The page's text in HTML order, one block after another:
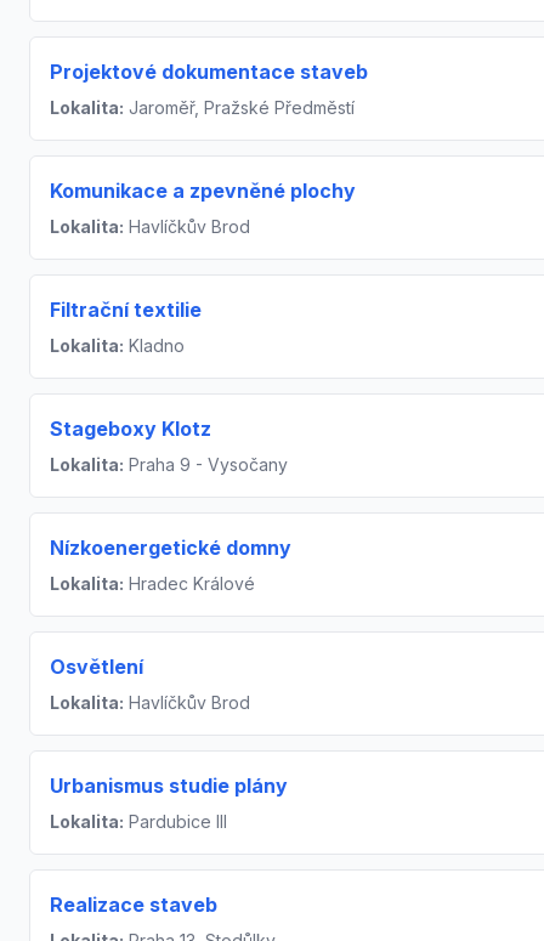
Projektové dokumentace staveb
Lokalita: Jaroměř, Pražské Předměstí
Komunikace a zpevněné plochy
Lokalita: Havlíčkův Brod
Filtrační textilie
Lokalita: Kladno
Stageboxy Klotz
Lokalita: Praha 9 - Vysočany
Nízkoenergetické domny
Lokalita: Hradec Králové
Osvětlení
Lokalita: Havlíčkův Brod
Urbanismus studie plány
Lokalita: Pardubice III
Realizace staveb